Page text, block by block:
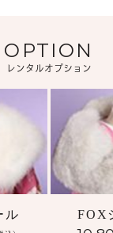
OPTION
レンタルオプション
ル FOX